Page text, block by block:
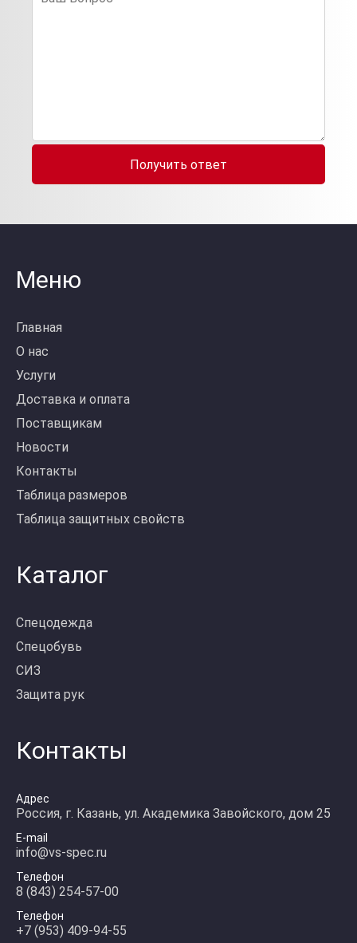
Получить ответ
Меню
Главная
О нас
Услуги
Доставка и оплата
Поставщикам
Новости
Контакты
Таблица размеров
Таблица защитных свойств
Каталог
Спецодежда
Спецобувь
СИЗ
Защита рук
Контакты
Адрес
Россия, г. Казань, ул. Академика Завойского, дом 25
E-mail
info@vs-spec.ru
Телефон
8 (843) 254-57-00
Телефон
+7 (953) 409-94-55